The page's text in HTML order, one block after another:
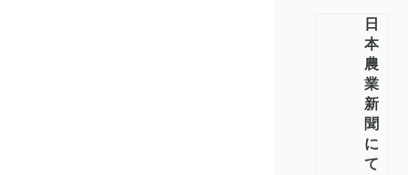
日
本
農
業
新
聞
に
て